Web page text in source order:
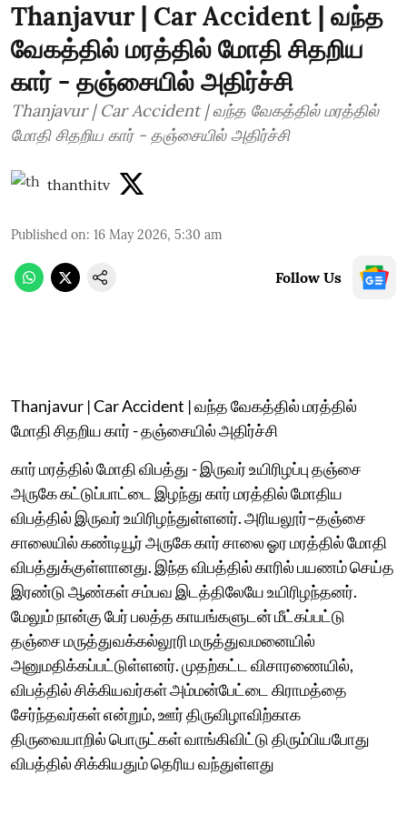
Thanjavur | Car Accident | வந்த
வேகத்தில் மரத்தில் மோதி சிதறிய
கார் - தஞ்சையில் அதிர்ச்சி
Thanjavur | Car Accident | வந்த வேகத்தில் மரத்தில்
மோதி சிதறிய கார் - தஞ்சையில் அதிர்ச்சி
thanthitv
Published on: 16 May 2026, 5:30 am
Follow Us
Thanjavur | Car Accident | வந்த வேகத்தில் மரத்தில்
மோதி சிதறிய கார் - தஞ்சையில் அதிர்ச்சி
கார் மரத்தில் மோதி விபத்து - இருவர் உயிரிழப்பு தஞ்சை
அருகே கட்டுப்பாட்டை இழந்து கார் மரத்தில் மோதிய
விபத்தில் இருவர் உயிரிழந்துள்ளனர். அரியலூர்–தஞ்சை
சாலையில் கண்டியூர் அருகே கார் சாலை ஓர மரத்தில் மோதி
விபத்துக்குள்ளானது. இந்த விபத்தில் காரில் பயணம் செய்த
இரண்டு ஆண்கள் சம்பவ இடத்திலேயே உயிரிழந்தனர்.
மேலும் நான்கு பேர் பலத்த காயங்களுடன் மீட்கப்பட்டு
தஞ்சை மருத்துவக்கல்லூரி மருத்துவமனையில்
அனுமதிக்கப்பட்டுள்ளனர். முதற்கட்ட விசாரணையில்,
விபத்தில் சிக்கியவர்கள் அம்மன்பேட்டை கிராமத்தை
சேர்ந்தவர்கள் என்றும், ஊர் திருவிழாவிற்காக
திருவையாறில் பொருட்கள் வாங்கிவிட்டு திரும்பியபோது
விபத்தில் சிக்கியதும் தெரிய வந்துள்ளது